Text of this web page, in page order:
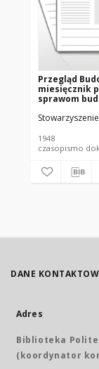
Przegląd
miesięcznik
sprawom
Zawodowego
Budowlanych
nr 10/11
1948
DANE
Adres
Biblioteka
(koordynator